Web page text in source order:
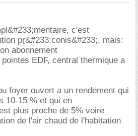
c'est
pr&#233;conis&#233;, mais:
abonnement
EDF, central thermique a
foyer ouvert a un rendement qui
10-15 % et qui en
plus proche de 5% voire
de l'air chaud de l'habitation